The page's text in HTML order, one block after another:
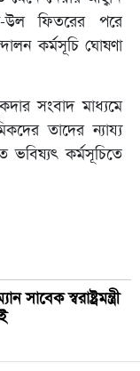
উল ফিতরের পরে
কর্মসূচি ঘোষণা
সংবাদ মাধ্যমে
তাদের ন্যায্য
কর্মসূচিতে
স্বরাষ্ট্রমন্ত্রী